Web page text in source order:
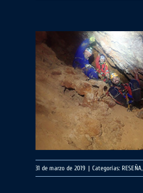
31 de marzo de 2019 | Categorías: RESEÑA,